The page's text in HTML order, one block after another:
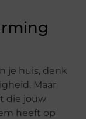
je huis, denk
Maar
die jouw
heeft op